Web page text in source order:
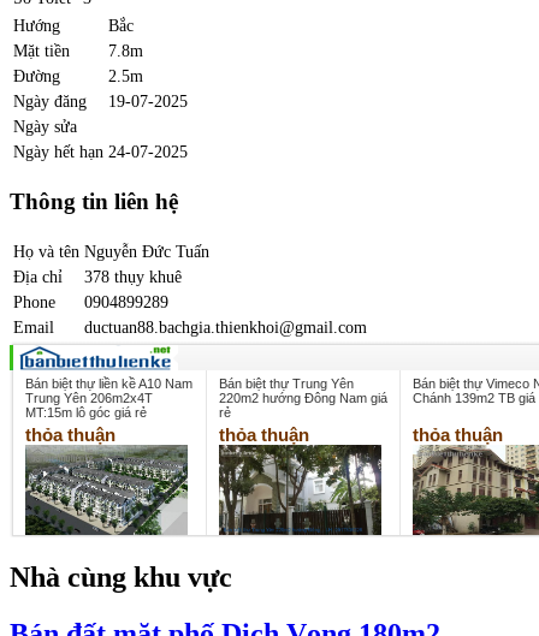
Hướng
Bắc
Mặt tiền
7.8m
Đường
2.5m
Ngày đăng
19-07-2025
Ngày sửa
Ngày hết hạn 24-07-2025
Thông tin liên hệ
Họ và tên Nguyễn Đức Tuấn
Địa chỉ
378 thụy khuê
Phone
0904899289
Email
ductuan88.bachgia.thienkhoi@gmail.com
Bán biệt thự liền kề A10 Nam
Trung Yên 206m2x4T
MT:15m lô góc giá rẻ
thỏa thuận
Bán biệt thự Trung Yên
220m2 hướng Đông Nam giá
rẻ
thỏa thuận
Bán biệt thự Vimeco
Chánh 139m2 TB giá
thỏa thuận
Nhà cùng khu vực